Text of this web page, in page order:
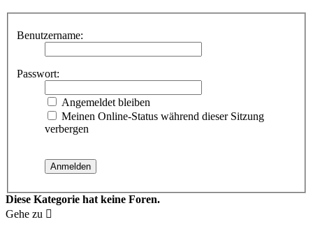
Benutzername:
Passwort:
Angemeldet bleiben
Meinen Online-Status während dieser Sitzung
verbergen
Diese Kategorie hat keine Foren.
Gehe zu